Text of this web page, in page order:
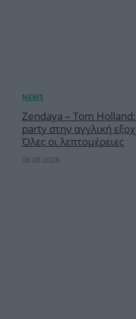
Zendaya – Tom
party στην αγγλική
Όλες οι λεπτομέρειες
08.08.2026